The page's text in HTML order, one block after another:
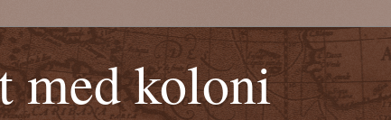
med koloni